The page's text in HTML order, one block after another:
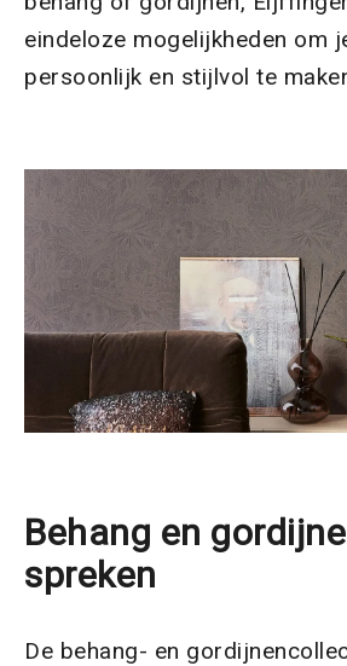
eindeloze mogelijkheden om
persoonlijk en stijlvol te
Behang en
spreken
De behang- en